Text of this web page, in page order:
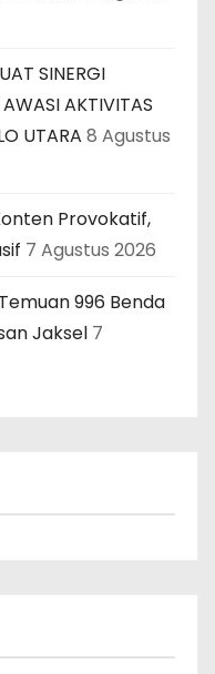
SINERGI
AKTIVITAS
UTARA 8 Agustus
Provokatif,
7 Agustus 2026
996 Benda
Jaksel 7